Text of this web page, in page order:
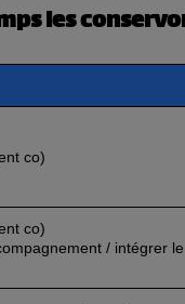
les
co)
co)
/ intégrer le